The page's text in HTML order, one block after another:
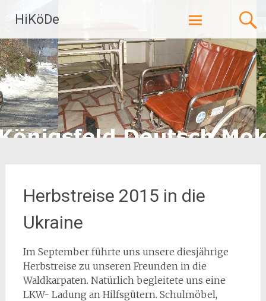
Inhalt
springen
HiKöDe
Herbstreise 2015 in die
Ukraine
Im September führte uns unsere diesjährige
Herbstreise zu unseren Freunden in die
Waldkarpaten. Natürlich begleitete uns eine
LKW- Ladung an Hilfsgütern. Schulmöbel,